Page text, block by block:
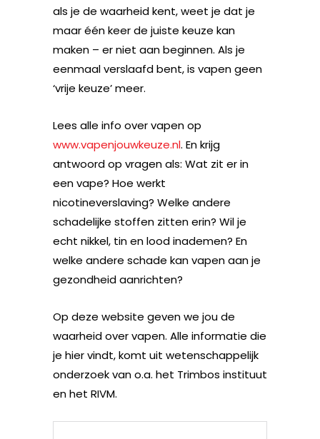
als je de waarheid kent, weet je dat je
maar één keer de juiste keuze kan
maken – er niet aan beginnen. Als je
eenmaal verslaafd bent, is vapen geen
‘vrije keuze’ meer.
Lees alle info over vapen op
www.vapenjouwkeuze.nl. En krijg
antwoord op vragen als: Wat zit er in
een vape? Hoe werkt
nicotineverslaving? Welke andere
schadelijke stoffen zitten erin? Wil je
echt nikkel, tin en lood inademen? En
welke andere schade kan vapen aan je
gezondheid aanrichten?
Op deze website geven we jou de
waarheid over vapen. Alle informatie die
je hier vindt, komt uit wetenschappelijk
onderzoek van o.a. het Trimbos instituut
en het RIVM.